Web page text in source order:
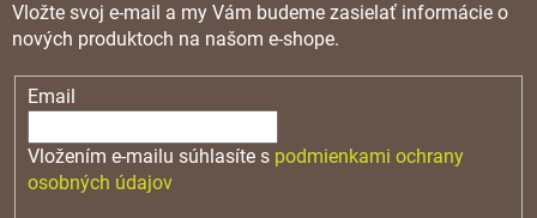
Vložte svoj e-mail a my Vám budeme zasielať informácie o
nových produktoch na našom e-shope.
Email
Vložením e-mailu súhlasíte s podmienkami ochrany
osobných údajov